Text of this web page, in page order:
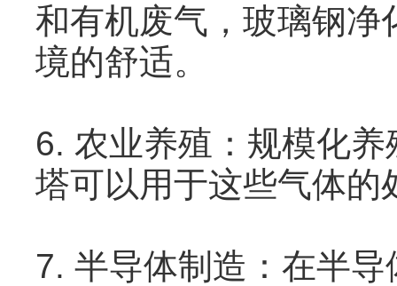
和有机废气，玻璃钢净
境的舒适。
6. 农业养殖：规模化
塔可以用于这些气体的
7. 半导体制造：在半